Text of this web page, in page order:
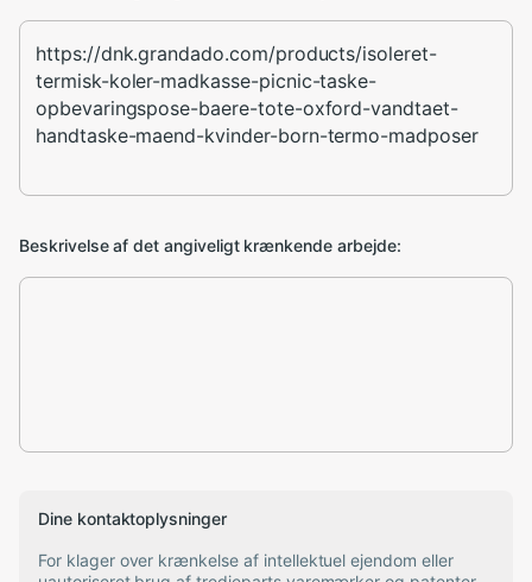
Beskrivelse af det angiveligt krænkende arbejde:
Dine kontaktoplysninger
For klager over krænkelse af intellektuel ejendom eller